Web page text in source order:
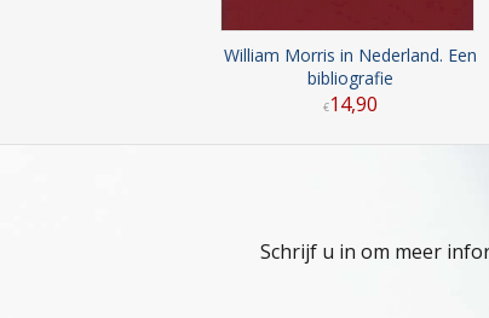
William Morris in Nederland. Een
bibliografie
€14,90
Schrijf u in om meer